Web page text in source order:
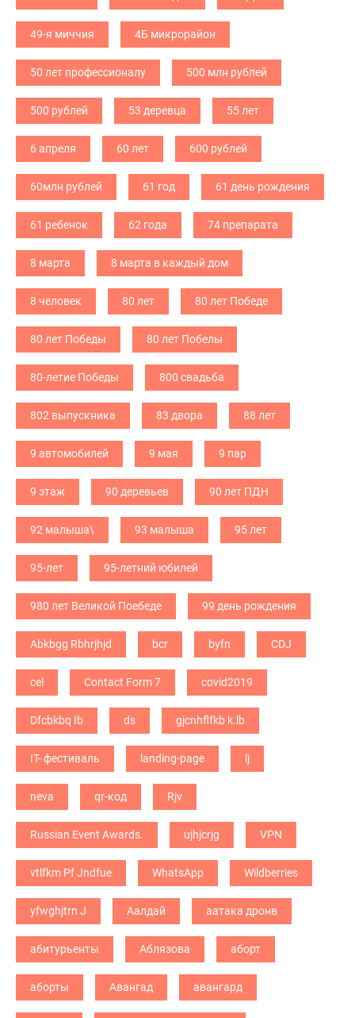
49-я миччия 4Б микрорайон
50 лет профессионалу 500 млн рублей
500 рублей 53 деревца 55 лет
6 апреля 60 лет 600 рублей
60млн рублей 61 год 61 день рождения
61 ребенок 62 года 74 препарата
8 марта 8 марта в каждый дом
8 человек 80 лет 80 лет Победе
80 лет Победы 80 лет Побелы
80-летие Победы 800 свадьба
802 выпускника 83 двора 88 лет
9 автомобилей 9 мая 9 пар
9 этаж 90 деревьев 90 лет ПДН
92 малыша\ 93 малыша 95 лет
95-лет 95-летний юбилей
980 лет Великой Поебеде 99 день рождения
Abkbgg Rbhrjhjd bcr byfn CDJ
cel Contact Form 7 covid2019
Dfcbkbq Ib ds gjcnhflfkb k.lb
IT- фестиваль landing-page lj
neva qr-код Rjv
Russian Event Awards. ujhjcrjg VPN
vtlfkm Pf Jndfue WhatsApp Wildberries
yfwghjtrn J Аалдай аатака дронв
абитурьенты Аблязова аборт
аборты Авангад авангард